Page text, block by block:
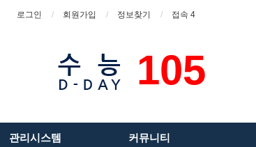
로그인 회원가입 정보찾기 접속 4
105
관리시스템 커뮤니티